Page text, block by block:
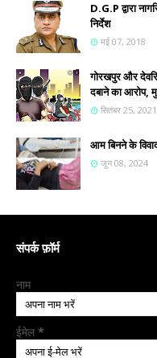
D.G.P द्वारा
निर्देश
मई 07, 2018
गोरखपुर और
दबाने का आरोप,
सितंबर 25, 2021
आम बिनने के
जून 08, 2024
संपर्क फ़ॉर्म
नाम
ईमेल *